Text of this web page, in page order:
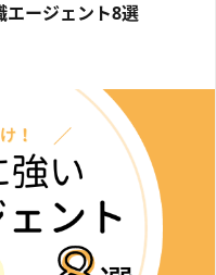
エージェント8選